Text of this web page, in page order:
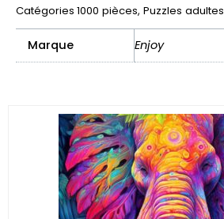
Catégories 1000 pièces, Puzzles adultes
Marque Enjoy